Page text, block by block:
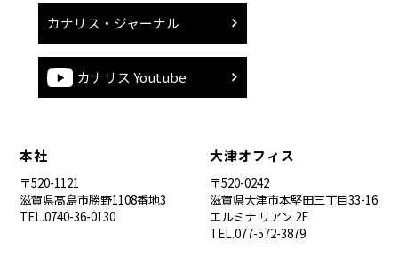
カナリス・ジャーナル
カナリス Youtube
本社
〒520-1121
滋賀県高島市勝野1108番地3
TEL.0740-36-0130
大津オフィス
〒520-0242
滋賀県大津市本堅田三丁目33-16
エルミナ リアン 2F
TEL.077-572-3879